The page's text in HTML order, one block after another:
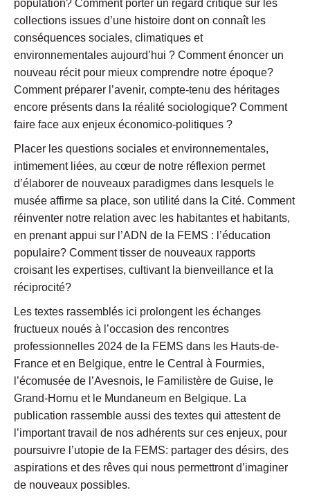
population? Comment porter un regard critique sur les
collections issues d’une histoire dont on connaît les
conséquences sociales, climatiques et
environnementales aujourd’hui ? Comment énoncer un
nouveau récit pour mieux comprendre notre époque?
Comment préparer l’avenir, compte-tenu des héritages
encore présents dans la réalité sociologique? Comment
faire face aux enjeux économico-politiques ?
Placer les questions sociales et environnementales,
intimement liées, au cœur de notre réflexion permet
d’élaborer de nouveaux paradigmes dans lesquels le
musée affirme sa place, son utilité dans la Cité. Comment
réinventer notre relation avec les habitantes et habitants,
en prenant appui sur l’ADN de la FEMS : l’éducation
populaire? Comment tisser de nouveaux rapports
croisant les expertises, cultivant la bienveillance et la
réciprocité?
Les textes rassemblés ici prolongent les échanges
fructueux noués à l’occasion des rencontres
professionnelles 2024 de la FEMS dans les Hauts-de-
France et en Belgique, entre le Central à Fourmies,
l’écomusée de l’Avesnois, le Familistère de Guise, le
Grand-Hornu et le Mundaneum en Belgique. La
publication rassemble aussi des textes qui attestent de
l’important travail de nos adhérents sur ces enjeux, pour
poursuivre l’utopie de la FEMS: partager des désirs, des
aspirations et des rêves qui nous permettront d’imaginer
de nouveaux possibles.